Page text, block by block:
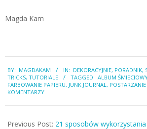
Magda Kam
02-
02
BY: MAGDAKAM IN: DEKORACYJNIE, PORADNIK,
TRICKS, TUTORIALE TAGGED: ALBUM
FARBOWANIE PAPIERU, JUNK JOURNAL,
KOMENTARZY
Previous Post: 21 sposobów